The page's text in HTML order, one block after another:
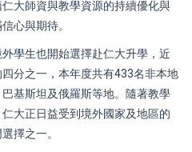
大師資與教學資源的持續優化與
心與期待。
學生也開始選擇赴仁大升學，近
分之一，本年度共有433名非本地
基斯坦及俄羅斯等地。隨著教學
大正日益受到境外國家及地區的
擇之一。